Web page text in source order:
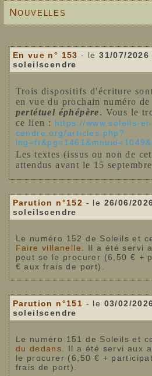
Nouvelles
En vue n° 153 - le31/07/2026
soleilscendre
Trois dispositifs d'écriture
en vue du prochain numéro
pertétuel éphépère. Vous le
ce lien : https://www.soleils-et-
cendre.org/articles.php?
Les textes (issus ou non de
attendus avant le 15
Parution n°152 - le 26/06/
soleilscendre
Le numéro 152 de Soleils et
Faire villanelle
. Il a été servi
peut se le procurer (6,50 € +
€ aux frais de port).
Parution n°151 - le 03/02/
soleilscendre
Le numéro 151 de Soleils et
du dedans . Il a été servi aux
le procurer (6,50 € +
frais de port).